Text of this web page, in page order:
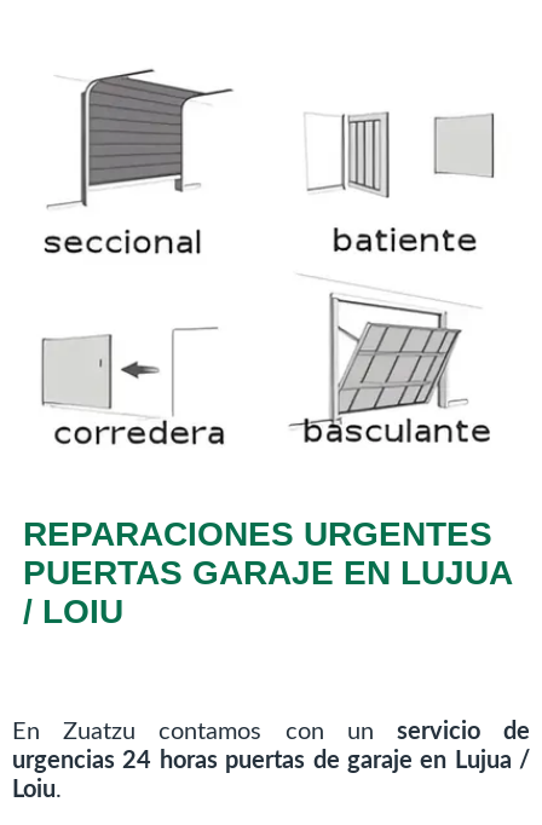
REPARACIONES URGENTES
PUERTAS GARAJE EN LUJUA
/ LOIU
En Zuatzu contamos con un servicio de
urgencias 24 horas puertas de garaje en Lujua /
Loiu.